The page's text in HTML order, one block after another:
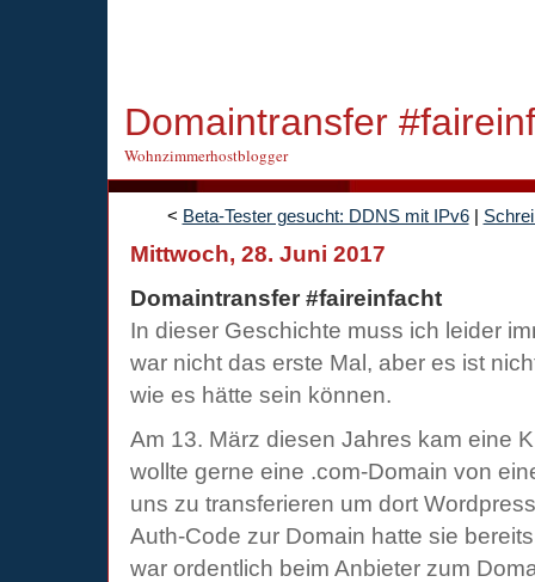
Domaintransfer
Wohnzimmerhostblogger
< Beta-Tester gesucht: DDNS mit IPv6 |
Mittwoch, 28. Juni 2017
Domaintransfer #faireinfacht
In dieser Geschichte muss ich leider
war nicht das erste Mal, aber es ist
wie es hätte sein können.
Am 13. März diesen Jahres kam eine
wollte gerne eine .com-Domain von
uns zu transferieren um dort
Auth-Code zur Domain hatte sie
war ordentlich beim Anbieter zum